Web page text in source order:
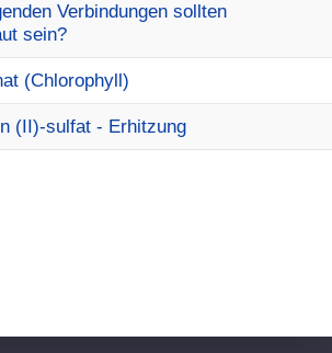
Verbindungen sollten
sein?
(Chlorophyll)
(II)-sulfat - Erhitzung